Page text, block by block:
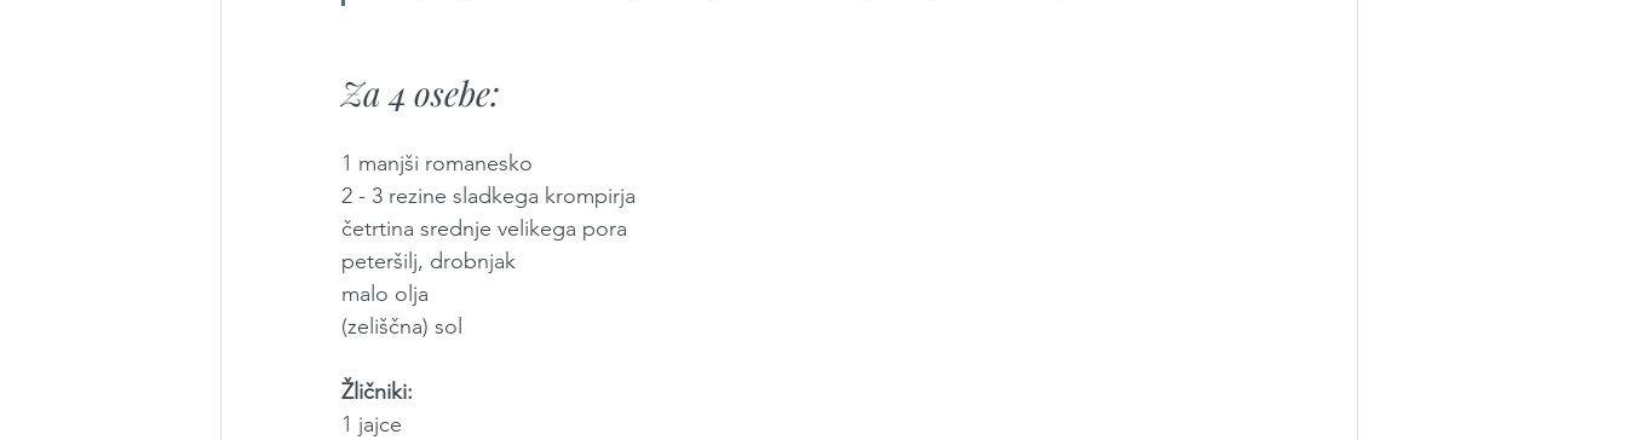
Za 4 osebe:
1 manjši romanesko
2 - 3 rezine sladkega krompirja
četrtina srednje velikega pora
peteršilj, drobnjak
malo olja
(zeliščna) sol
Žličniki:
1 jajce